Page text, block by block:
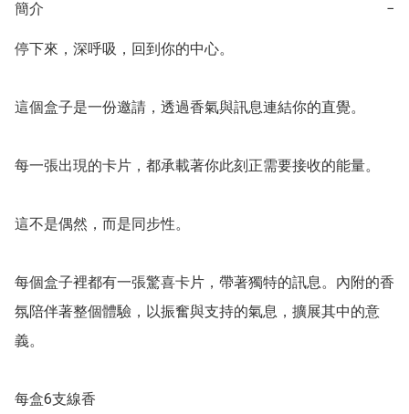
簡介 −
停下來，深呼吸，回到你的中心。
這個盒子是一份邀請，透過香氣與訊息連結你的直覺。
每一張出現的卡片，都承載著你此刻正需要接收的能量。
這不是偶然，而是同步性。
每個盒子裡都有一張驚喜卡片，帶著獨特的訊息。內附的香
氛陪伴著整個體驗，以振奮與支持的氣息，擴展其中的意
義。
每盒6支線香